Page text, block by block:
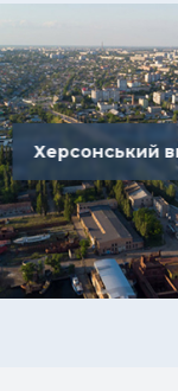
Херсонський